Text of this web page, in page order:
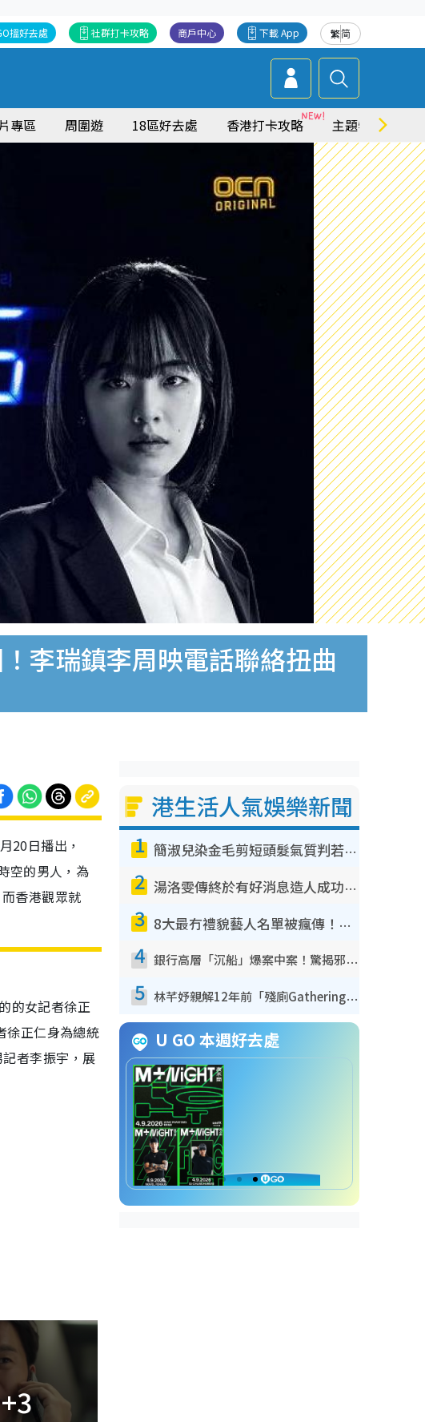
繁简
下載 App
商戶中心
社群打卡攻略
搵好去處
專區 周圍遊 18區好去處 香港打卡攻略 主題特集
李瑞鎮李周映電話聯絡扭曲
20日播出，
空的男人，為
香港觀眾就
的女記者徐正
徐正仁身為總統
者李振宇，展
+3
港生活人氣娛樂新聞
1 簡淑兒染金毛剪短頭髮氣質判若兩人！嚇壞老公麥大力都認唔出：「你做咩事？」
2 湯洛雯傳終於有好消息造人成功！兩大細節曝孕味極濃惹猜測：大肚婆先會咁！
3 8大最冇禮貌藝人名單被瘋傳！網民揭發明星真面目 一致數臭呢位係無品天花板？
4 銀行高層「沉船」爆案中案！驚揭邪教洗腦操控賣淫被吞600萬 幕後黑手講多錯多
5 林芊妤親解12年前「殘廁Gathering」真相！高層解約一句話重創尊嚴至今拒返TVB
U GO 本週好去處